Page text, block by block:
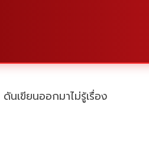
ดันเขียนออกมาไม่รู้เรื่อง